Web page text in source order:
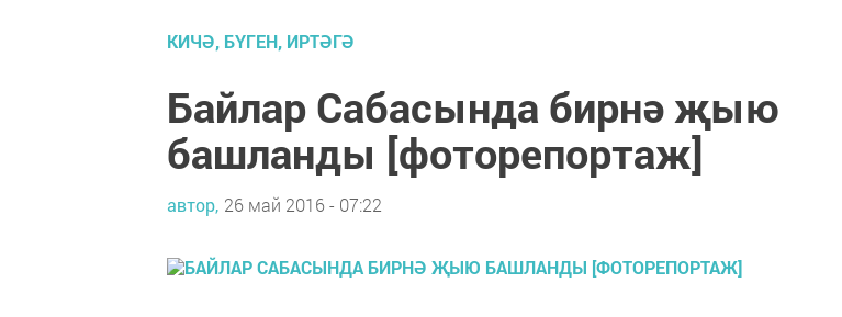
КИЧӘ, БҮГЕН, ИРТӘГӘ
Байлар Сабасында бирнә җыю
башланды [фоторепортаж]
автор, 26 май 2016 - 07:22